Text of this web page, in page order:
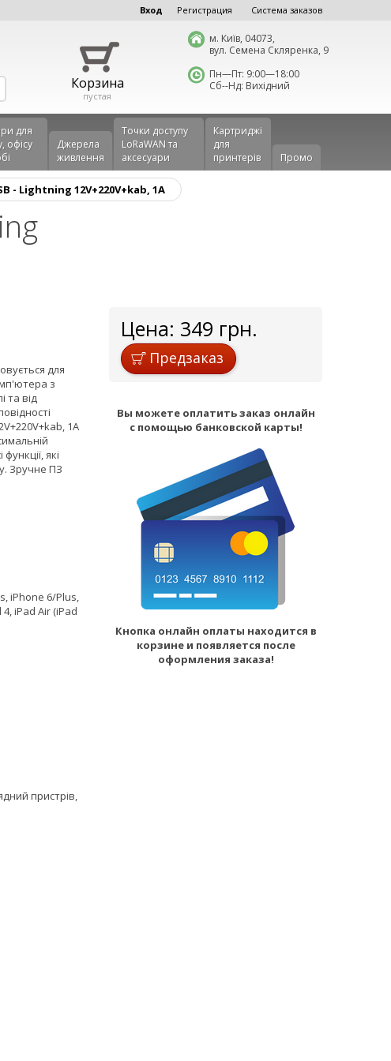
Вход Регистрация Система заказов
Корзина
пустая
м. Київ, 04073,
вул. Семена Скляренка, 9
Пн—Пт: 9:00—18:00
Сб--Нд: Вихідний
для
офісу
Джерела
живлення
Точки доступу
LoRaWAN та
аксесуари
Картриджі
для
принтерів
Промо
- Lightning 12V+220V+kab, 1A
для
з
та від
1A
які
Зручне ПЗ
iPhone 6/Plus,
iPad Air (iPad
пристрів,
Цена: 349 грн.
Предзаказ
Вы можете оплатить заказ онлайн
с помощью банковской карты!
Кнопка онлайн оплаты находится в
корзине и появляется после
оформления заказа!